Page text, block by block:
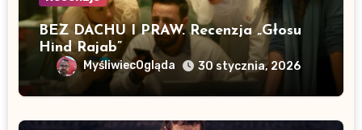
BEZ DACHU I PRAW. Recenzja „Głosu
Hind Rajab”
MyśliwiecOgląda 30 stycznia, 2026